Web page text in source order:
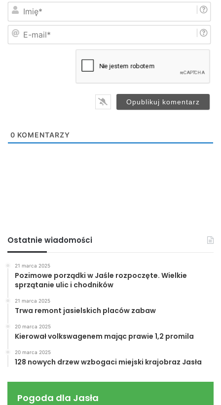
i
m
0 KOMENTARZY
Ostatnie wiadomości
21 marca 2025
Pozimowe porządki w Jaśle rozpoczęte. Wielkie
sprzątanie ulic i chodników
21 marca 2025
Trwa remont jasielskich placów zabaw
20 marca 2025
Kierował volkswagenem mając prawie 1,2 promila
20 marca 2025
128 nowych drzew wzbogaci miejski krajobraz Jasła
Pogoda dla Jasła